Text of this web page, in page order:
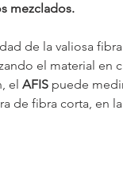
mezclados.
de la valiosa
el material en
el AFIS puede
de fibra corta, en